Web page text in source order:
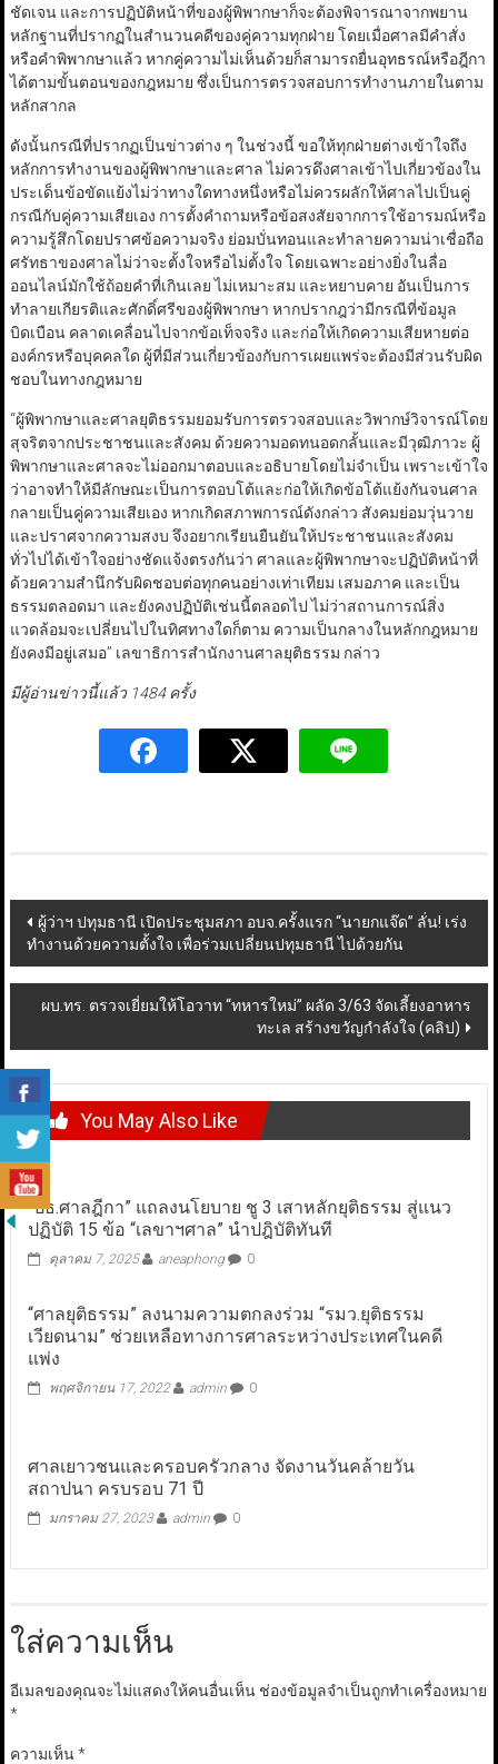
ชัดเจน และการปฏิบัติหน้าที่ของผู้พิพากษาก็จะต้องพิจารณาจากพยาน
หลักฐานที่ปรากฏในสำนวนคดีของคู่ความทุกฝ่าย โดยเมื่อศาลมีคำสั่ง
หรือคำพิพากษาแล้ว หากคู่ความไม่เห็นด้วยก็สามารถยื่นอุทธรณ์หรือฎีกา
ได้ตามขั้นตอนของกฎหมาย ซึ่งเป็นการตรวจสอบการทำงานภายในตาม
หลักสากล
ดังนั้นกรณีที่ปรากฏเป็นข่าวต่าง ๆ ในช่วงนี้ ขอให้ทุกฝ่ายต่างเข้าใจถึง
หลักการทำงานของผู้พิพากษาและศาล ไม่ควรดึงศาลเข้าไปเกี่ยวข้องใน
ประเด็นข้อขัดแย้งไม่ว่าทางใดทางหนึ่งหรือไม่ควรผลักให้ศาลไปเป็นคู่
กรณีกับคู่ความเสียเอง การตั้งคำถามหรือข้อสงสัยจากการใช้อารมณ์หรือ
ความรู้สึกโดยปราศข้อความจริง ย่อมบั่นทอนและทำลายความน่าเชื่อถือ
ศรัทธาของศาลไม่ว่าจะตั้งใจหรือไม่ตั้งใจ โดยเฉพาะอย่างยิ่งในลื่อ
ออนไลน์มักใช้ถ้อยคำที่เกินเลย ไม่เหมาะสม และหยาบคาย อันเป็นการ
ทำลายเกียรติและศักดิ์ศรีของผู้พิพากษา หากปรากฎว่ามีกรณีที่ข้อมูล
บิดเบือน คลาดเคลื่อนไปจากข้อเท็จจริง และก่อให้เกิดความเสียหายต่อ
องค์กรหรือบุคคลใด ผู้ที่มีส่วนเกี่ยวข้องกับการเผยแพร่จะต้องมีส่วนรับผิด
ชอบในทางกฎหมาย
“ผู้พิพากษาและศาลยุติธรรมยอมรับการตรวจสอบและวิพากษ์วิจารณ์โดย
สุจริตจากประชาชนและสังคม ด้วยความอดทนอดกลั้นและมีวุฒิภาวะ ผู้
พิพากษาและศาลจะไม่ออกมาตอบและอธิบายโดยไม่จำเป็น เพราะเข้าใจ
ว่าอาจทำให้มีลักษณะเป็นการตอบโต้และก่อให้เกิดข้อโต้แย้งกันจนศาล
กลายเป็นคู่ความเสียเอง หากเกิดสภาพการณ์ดังกล่าว สังคมย่อมวุ่นวาย
และปราศจากความสงบ จึงอยากเรียนยืนยันให้ประชาชนและสังคม
ทั่วไปได้เข้าใจอย่างชัดแจ้งตรงกันว่า ศาลและผู้พิพากษาจะปฏิบัติหน้าที่
ด้วยความสำนึกรับผิดชอบต่อทุกคนอย่างเท่าเทียม เสมอภาค และเป็น
ธรรมตลอดมา และยังคงปฏิบัติเช่นนี้ตลอดไป ไม่ว่าสถานการณ์สิ่ง
แวดล้อมจะเปลี่ยนไปในทิศทางใดก็ตาม ความเป็นกลางในหลักกฎหมาย
ยังคงมีอยู่เสมอ” เลขาธิการสำนักงานศาลยุติธรรม กล่าว
มีผู้อ่านข่าวนี้แล้ว 1484 ครั้ง
Post
navigation
ผู้ว่าฯ ปทุมธานี เปิดประชุมสภา อบจ.ครั้งแรก “นายกแจ๊ด” ลั่น! เร่ง
ทำงานด้วยความตั้งใจ เพื่อร่วมเปลี่ยนปทุมธานี ไปด้วยกัน
ผบ.ทร. ตรวจเยี่ยมให้โอวาท “ทหารใหม่” ผลัด 3/63 จัดเลี้ยงอาหาร
ทะเล สร้างขวัญกำลังใจ (คลิป)
You May Also Like
“ปธ.ศาลฎีกา” แถลงนโยบาย ชู 3 เสาหลักยุติธรรม สู่แนว
ปฏิบัติ 15 ข้อ “เลขาฯศาล” นำปฎิบัติทันที
ตุลาคม 7, 2025 aneaphong 0
“ศาลยุติธรรม” ลงนามความตกลงร่วม “รมว.ยุติธรรม
เวียดนาม” ช่วยเหลือทางการศาลระหว่างประเทศในคดี
แพ่ง
พฤศจิกายน 17, 2022 admin 0
ศาลเยาวชนและครอบครัวกลาง จัดงานวันคล้ายวัน
สถาปนา ครบรอบ 71 ปี
มกราคม 27, 2023 admin 0
ใส่ความเห็น
อีเมลของคุณจะไม่แสดงให้คนอื่นเห็น ช่องข้อมูลจำเป็นถูกทำเครื่องหมาย
*
ความเห็น*